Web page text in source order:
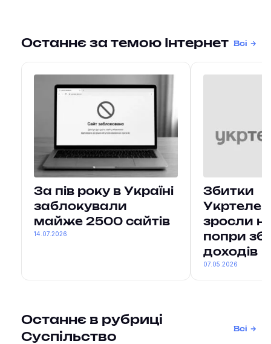
Останнє за темою Інтернет Всі
За пів року в Україні
заблокували
майже 2500 сайтів
14.07.2026
Збитки
зросли
попри
доходів
07.05.2026
Останнє в рубриці
Суспільство
Всі